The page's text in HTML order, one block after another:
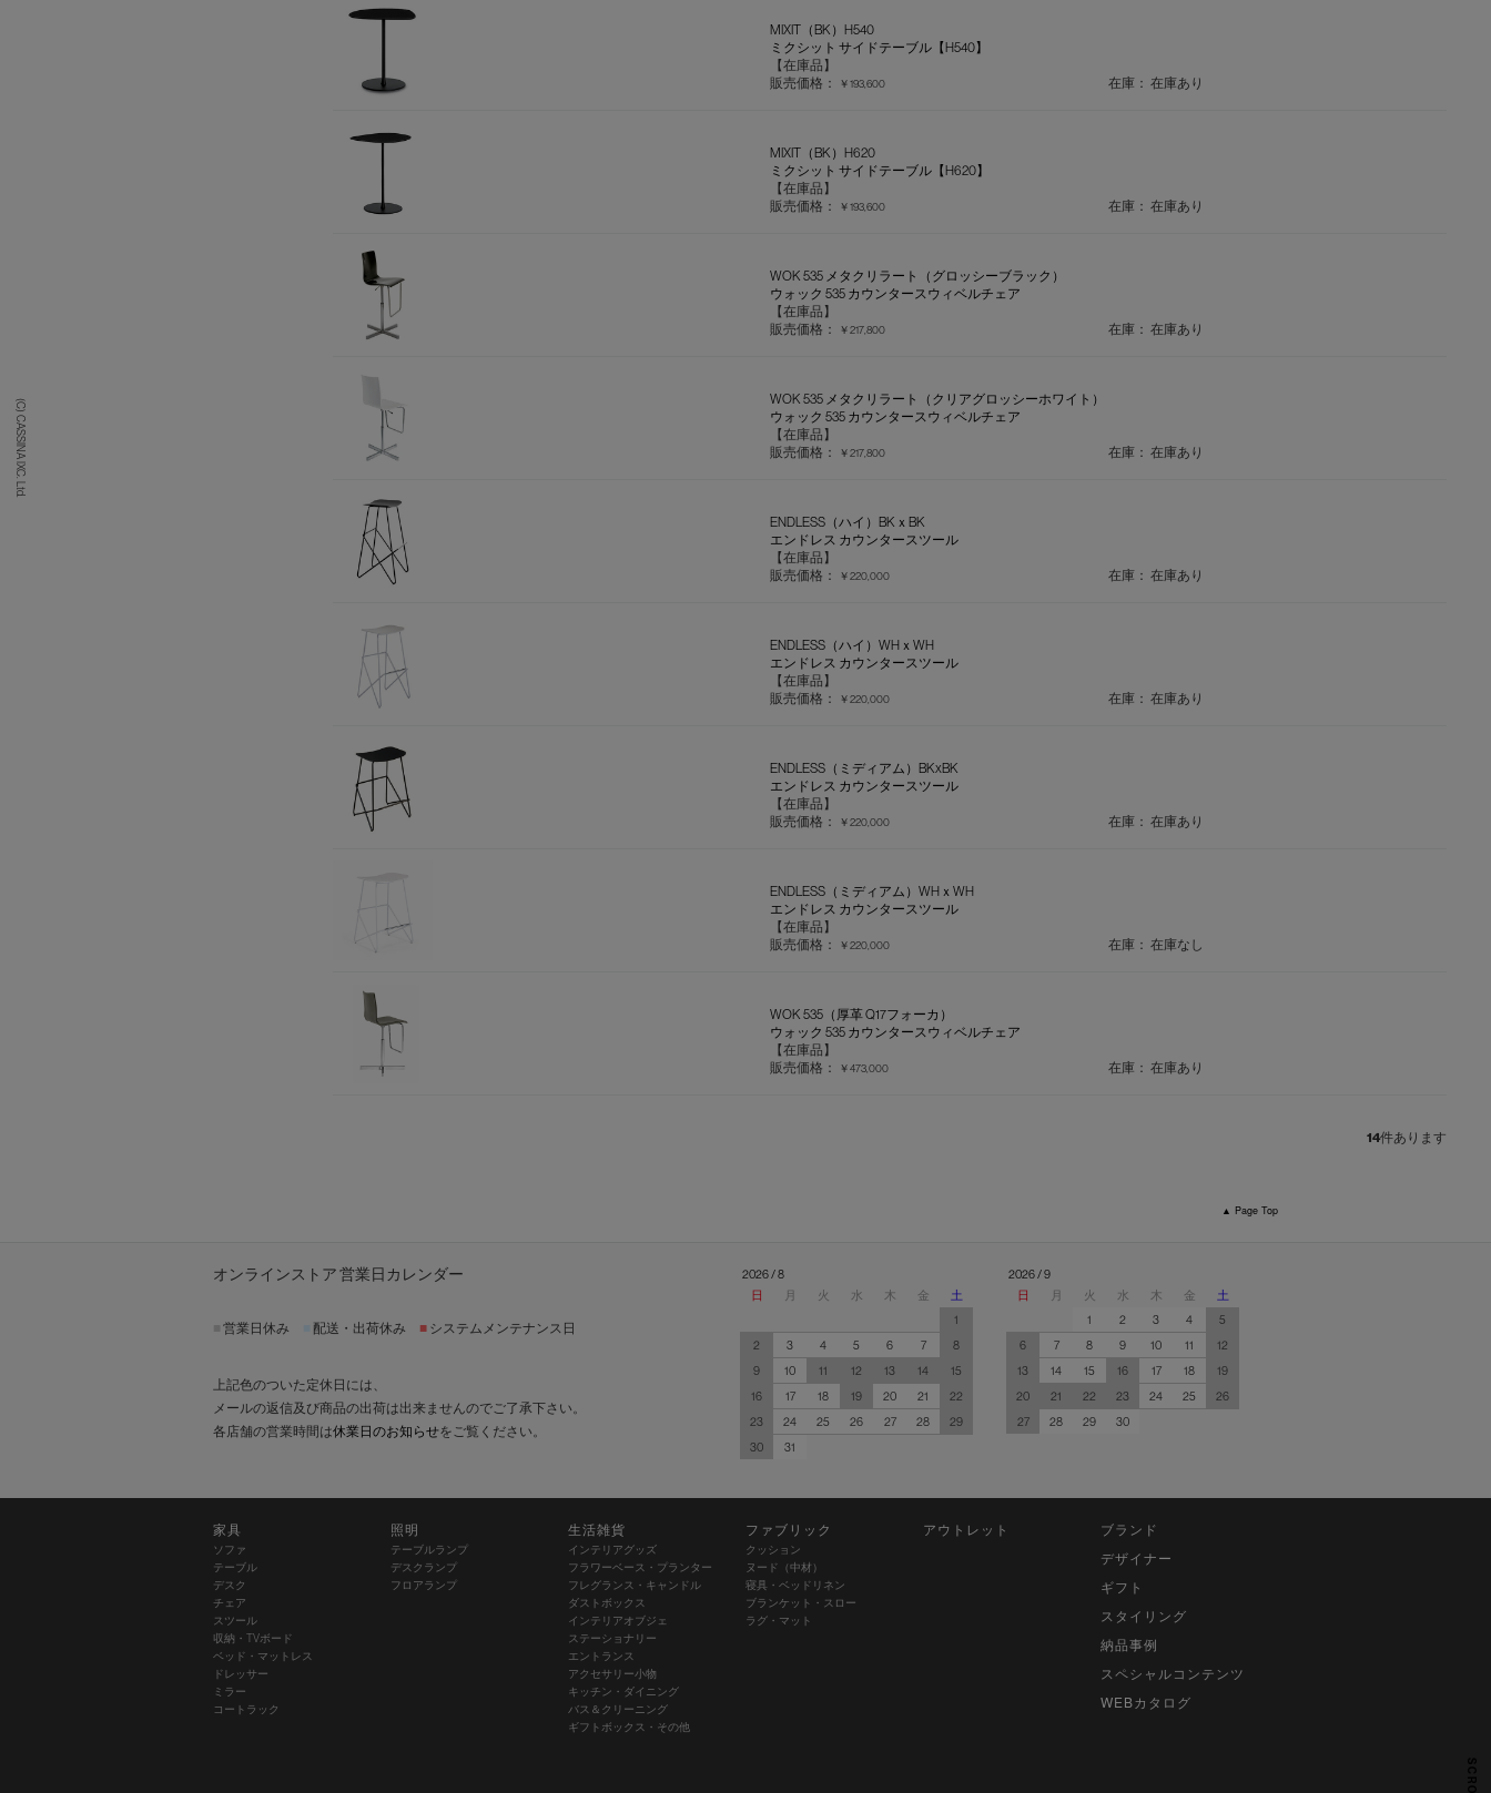
(C) CASSINA IXC. Ltd.
MIXIT（BK）H540
ミクシット サイドテーブル【H540】
【在庫品】
販売価格：
￥193,600 在庫： 在庫あり
MIXIT（BK）H620
ミクシット サイドテーブル【H620】
【在庫品】
販売価格：
￥193,600 在庫： 在庫あり
WOK 535 メタクリラート（グロッシーブラック）
ウォック 535 カウンタースウィベルチェア
【在庫品】
販売価格：
￥217,800 在庫： 在庫あり
WOK 535 メタクリラート（クリアグロッシーホワイト）
ウォック 535 カウンタースウィベルチェア
【在庫品】
販売価格：
￥217,800 在庫： 在庫あり
ENDLESS（ハイ）BKｘBK
エンドレス カウンタースツール
【在庫品】
販売価格：
￥220,000 在庫： 在庫あり
ENDLESS（ハイ）WHｘWH
エンドレス カウンタースツール
【在庫品】
販売価格：
￥220,000 在庫： 在庫あり
ENDLESS（ミディアム）BKxBK
エンドレス カウンタースツール
【在庫品】
販売価格：
￥220,000 在庫： 在庫あり
ENDLESS（ミディアム）WHｘWH
エンドレス カウンタースツール
【在庫品】
販売価格：
￥220,000 在庫： 在庫なし
WOK 535（厚革 Q17フォーカ）
ウォック 535 カウンタースウィベルチェア
【在庫品】
販売価格：
￥473,000 在庫： 在庫あり
14件あります
▲ Page Top
オンラインストア 営業日カレンダー
営業日休み 配送・出荷休み ■ システムメンテナンス日
上記色のついた定休日には、
メールの返信及び商品の出荷は出来ませんのでご了承下さい。
各店舗の営業時間は休業日のお知らせをご覧ください。
2026 / 8
日
月 火 水 木 金
土
1
2
3 4 5 6 7
8
9
10 11 12 13 14
15
16
17 18 19 20 21
22
23
24 25 26 27 28
29
30
31
2026 / 9
日
月 火 水 木 金
土
1
2 3 4
5
6
7 8 9 10 11
12
13
14 15 16 17 18
19
20
21 22 23 24 25
26
27
28 29 30
家具
ソファ
テーブル
デスク
チェア
スツール
収納・TVボード
ベッド・マットレス
ドレッサー
ミラー
コートラック
照明
テーブルランプ
デスクランプ
フロアランプ
生活雑貨
インテリアグッズ
フラワーベース・プランター
フレグランス・キャンドル
ダストボックス
インテリアオブジェ
ステーショナリー
エントランス
アクセサリー小物
キッチン・ダイニング
バス＆クリーニング
ギフトボックス・その他
ファブリック
クッション
ヌード（中材）
寝具・ベッドリネン
ブランケット・スロー
ラグ・マット
アウトレット
ブランド
デザイナー
ギフト
スタイリング
納品事例
スペシャルコンテンツ
WEBカタログ